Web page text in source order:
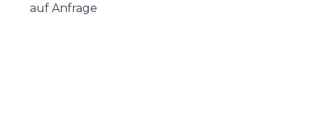
auf Anfrage